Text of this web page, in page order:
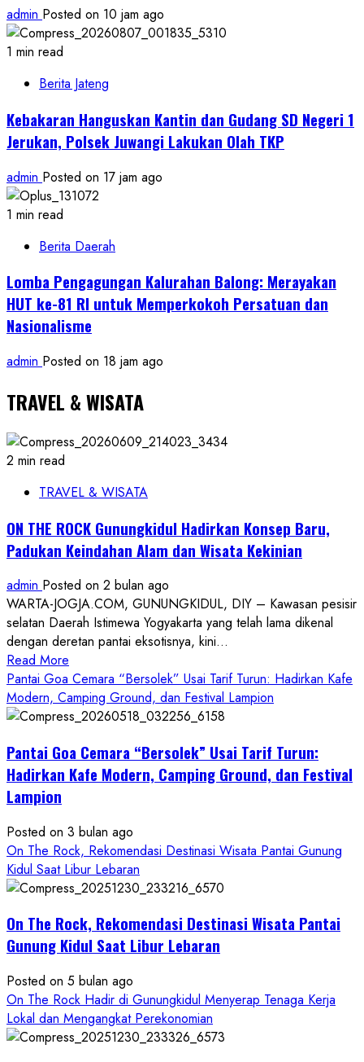
admin Posted on 10 jam ago
1 min read
Berita Jateng
Kebakaran Hanguskan Kantin dan Gudang SD Negeri 1
Jerukan, Polsek Juwangi Lakukan Olah TKP
admin Posted on 17 jam ago
1 min read
Berita Daerah
Lomba Pengagungan Kalurahan Balong: Merayakan
HUT ke-81 RI untuk Memperkokoh Persatuan dan
Nasionalisme
admin Posted on 18 jam ago
TRAVEL & WISATA
2 min read
TRAVEL & WISATA
ON THE ROCK Gunungkidul Hadirkan Konsep Baru,
Padukan Keindahan Alam dan Wisata Kekinian
admin Posted on 2 bulan ago
WARTA-JOGJA.COM, GUNUNGKIDUL, DIY – Kawasan pesisir
selatan Daerah Istimewa Yogyakarta yang telah lama dikenal
dengan deretan pantai eksotisnya, kini...
Read More
more
about
ON
ROCK
Gunungkidul
Baru,
Padukan
Keindahan
Alam
Wisata
Kekinian
Pantai Goa Cemara “Bersolek” Usai Tarif Turun: Hadirkan Kafe
Modern, Camping Ground, dan Festival Lampion
Pantai Goa Cemara “Bersolek” Usai Tarif Turun:
Hadirkan Kafe Modern, Camping Ground, dan Festival
Lampion
Posted on 3 bulan ago
On The Rock, Rekomendasi Destinasi Wisata Pantai Gunung
Kidul Saat Libur Lebaran
On The Rock, Rekomendasi Destinasi Wisata Pantai
Gunung Kidul Saat Libur Lebaran
Posted on 5 bulan ago
On The Rock Hadir di Gunungkidul Menyerap Tenaga Kerja
Lokal dan Mengangkat Perekonomian